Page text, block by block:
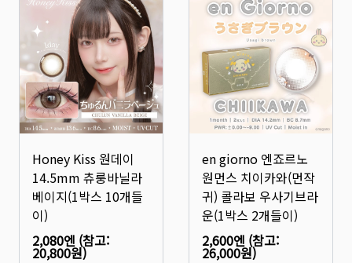
Honey Kiss 원데이
14.5mm 츄룽바닐라
베이지(1박스 10개들
이)
2,080엔 (참고:
20,800원)
en giorno 엔죠르노
원먼스 치이카와(먼작
귀) 콜라보 우사기브라
운(1박스 2개들이)
2,600엔 (참고:
26,000원)